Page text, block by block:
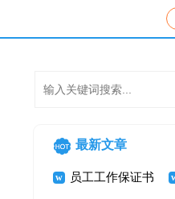
最新文章
员工工作保证书